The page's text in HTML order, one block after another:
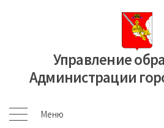
Управление
Администрации
Меню
Меню